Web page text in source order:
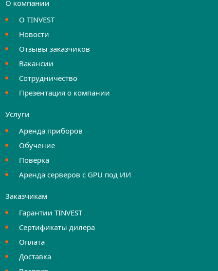
О компании
О TINVEST
Новости
Отзывы заказчиков
Вакансии
Сотрудничество
Презентация о компании
Услуги
Аренда приборов
Обучение
Поверка
Аренда серверов с GPU под ИИ
Заказчикам
Гарантии TINVEST
Сертификаты дилера
Оплата
Доставка